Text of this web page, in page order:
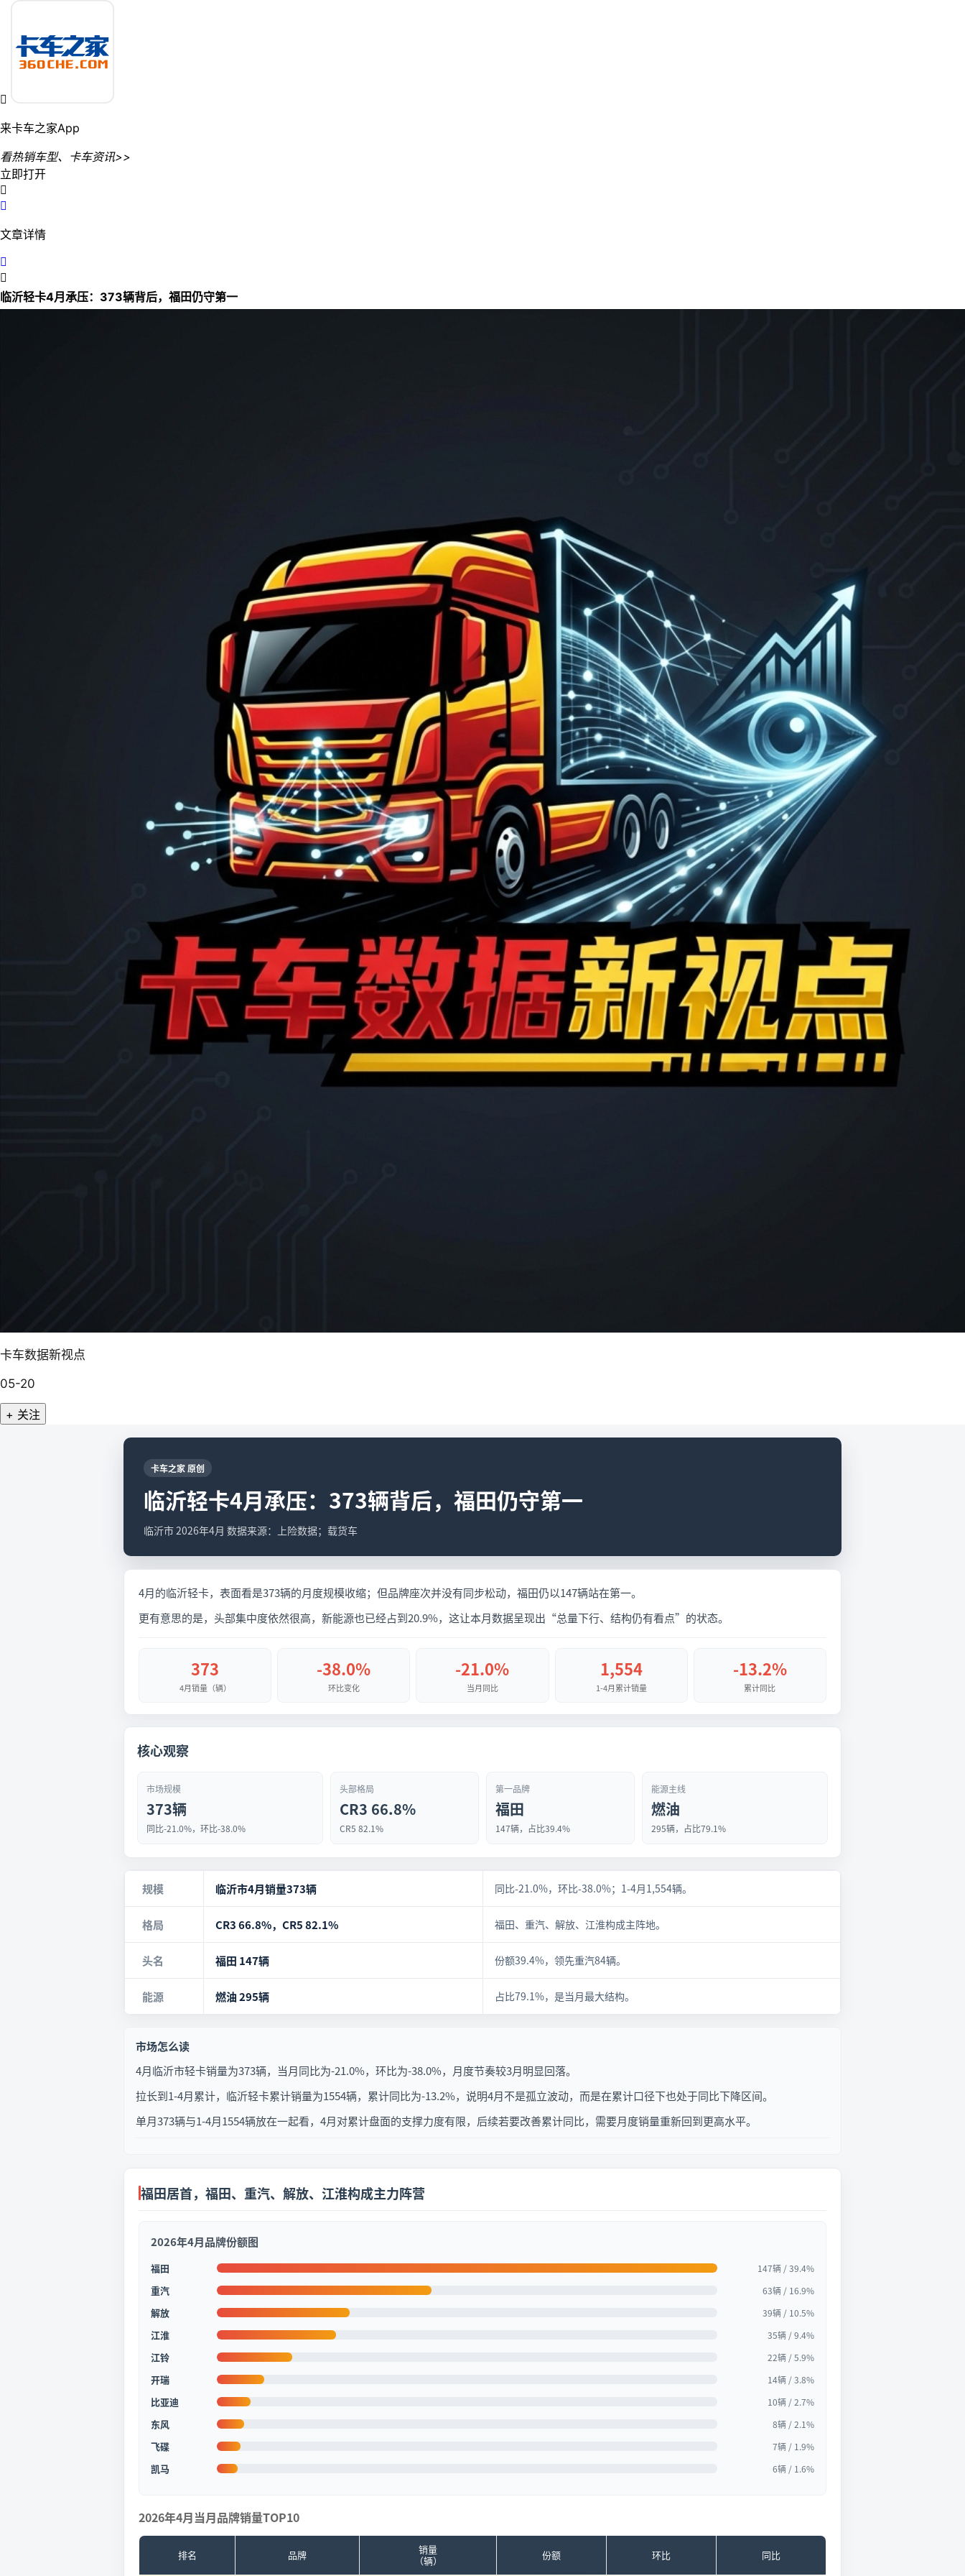

来卡车之家App
看热销车型、卡车资讯>>
立即打开


文章详情


临沂轻卡4月承压：373辆背后，福田仍守第一
卡车数据新视点
05-20
+ 关注
卡车之家 原创
临沂轻卡4月承压：373辆背后，福田仍守第一
临沂市 2026年4月 数据来源：上险数据；载货车
4月的临沂轻卡，表面看是373辆的月度规模收缩；但品牌座次并没有同步松动，福田仍以147辆站在第一。
更有意思的是，头部集中度依然很高，新能源也已经占到20.9%，这让本月数据呈现出“总量下行、结构仍有看点”的状态。
373
4月销量（辆）
-38.0%
环比变化
-21.0%
当月同比
1,554
1-4月累计销量
-13.2%
累计同比
核心观察
市场规模
373辆
同比-21.0%，环比-38.0%
头部格局
CR3 66.8%
CR5 82.1%
第一品牌
福田
147辆，占比39.4%
能源主线
燃油
295辆，占比79.1%
规模 临沂市4月销量373辆 同比-21.0%，环比-38.0%；1-4月1,554辆。
格局 CR3 66.8%，CR5 82.1% 福田、重汽、解放、江淮构成主阵地。
头名 福田 147辆 份额39.4%，领先重汽84辆。
能源 燃油 295辆 占比79.1%，是当月最大结构。
市场怎么读
4月临沂市轻卡销量为373辆，当月同比为-21.0%，环比为-38.0%，月度节奏较3月明显回落。
拉长到1-4月累计，临沂轻卡累计销量为1554辆，累计同比为-13.2%，说明4月不是孤立波动，而是在累计口径下也处于同比下降区间。
单月373辆与1-4月1554辆放在一起看，4月对累计盘面的支撑力度有限，后续若要改善累计同比，需要月度销量重新回到更高水平。
福田居首，福田、重汽、解放、江淮构成主力阵营
2026年4月品牌份额图
福田 147辆 / 39.4%
重汽 63辆 / 16.9%
解放 39辆 / 10.5%
江淮 35辆 / 9.4%
江铃 22辆 / 5.9%
开瑞 14辆 / 3.8%
比亚迪 10辆 / 2.7%
东风 8辆 / 2.1%
飞碟 7辆 / 1.9%
凯马 6辆 / 1.6%
2026年4月当月品牌销量TOP10
排名 品牌
销量
（辆）
份额 环比 同比